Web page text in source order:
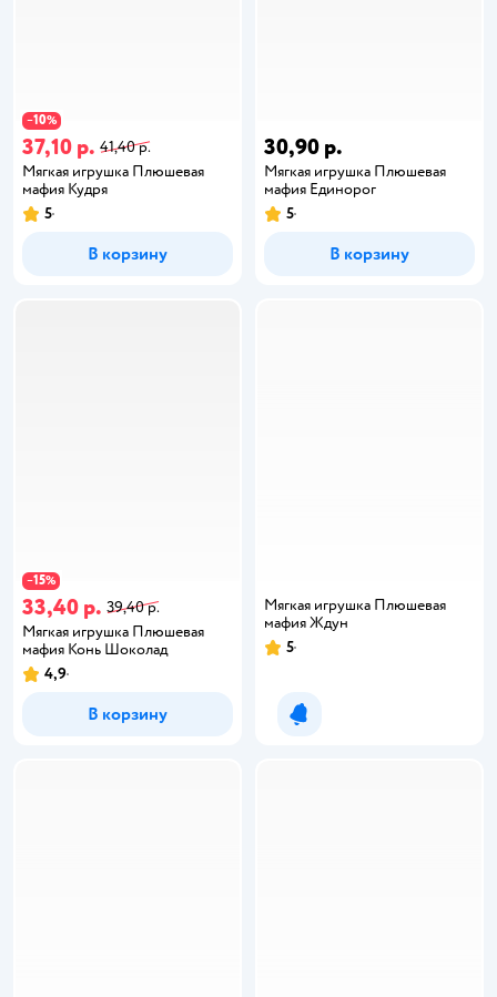
−10%
37,10 р. 41,40 р.
Мягкая игрушка Плюшевая
мафия Кудря
5
В корзину
30,90 р.
Мягкая игрушка Плюшевая
мафия Единорог
5
В корзину
−15%
33,40 р. 39,40 р.
Мягкая игрушка Плюшевая
мафия Конь Шоколад
4,9
В корзину
Мягкая игрушка Плюшевая
мафия Ждун
5
Уведомить о появлении